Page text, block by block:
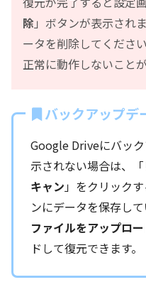
除 」ボタンが表示され
ータを削除してくださ
正常に動作しないことが
バックアップデ
Google Driveにバッ
示されない場合は、「
キャン 」をクリック
ンにデータを保存し
ファイルをアップロ
ドして復元できます。